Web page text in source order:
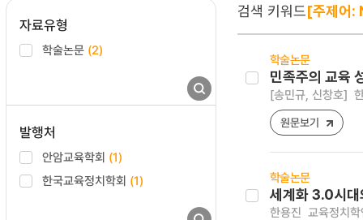
자료유형
학술논문 (2)
발행처
안암교육학회 (1)
한국교육정치학회 (1)
검색 키워드[주제
학술논문
민족주의 교육
[송민규, 신창호]
원문보기
학술논문
세계화 3.0시대
한용진 교육정치